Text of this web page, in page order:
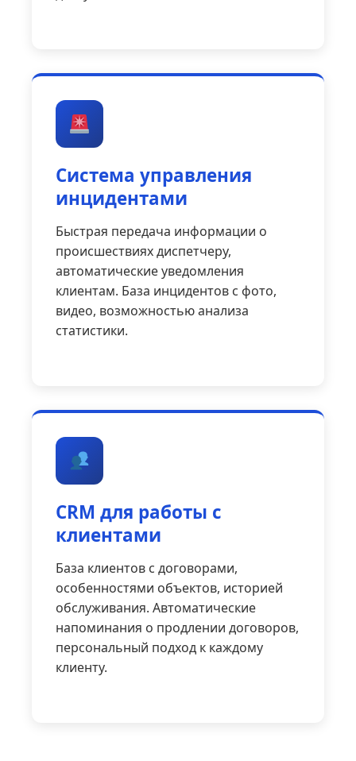
Система управления
инцидентами
Быстрая передача информации о
происшествиях диспетчеру,
автоматические уведомления
клиентам. База инцидентов с фото,
видео, возможностью анализа
статистики.
CRM для работы с
клиентами
База клиентов с договорами,
особенностями объектов, историей
обслуживания. Автоматические
напоминания о продлении договоров,
персональный подход к каждому
клиенту.